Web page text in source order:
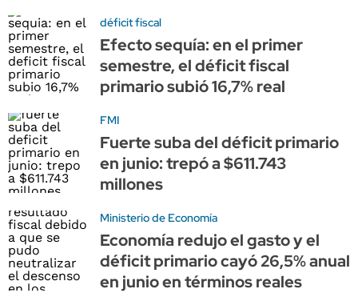
déficit fiscal
Efecto sequía: en el primer
semestre, el déficit fiscal
primario subió 16,7% real
FMI
Fuerte suba del déficit primario
en junio: trepó a $611.743
millones
Ministerio de Economía
Economía redujo el gasto y el
déficit primario cayó 26,5% anual
en junio en términos reales